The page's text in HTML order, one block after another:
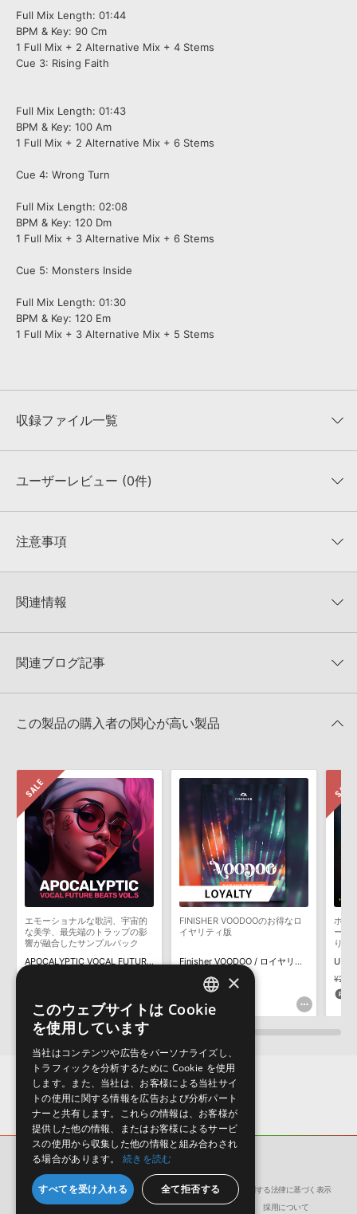
Full Mix Length: 01:44
BPM & Key: 90 Cm
1 Full Mix + 2 Alternative Mix + 4 Stems
Cue 3: Rising Faith
Full Mix Length: 01:43
BPM & Key: 100 Am
1 Full Mix + 2 Alternative Mix + 6 Stems
Cue 4: Wrong Turn
Full Mix Length: 02:08
BPM & Key: 120 Dm
1 Full Mix + 3 Alternative Mix + 6 Stems
Cue 5: Monsters Inside
Full Mix Length: 01:30
BPM & Key: 120 Em
1 Full Mix + 3 Alternative Mix + 5 Stems
収録ファイル一覧
収録ファイル一覧
ユーザーレビュー (0件)
★★★★★
★5
★4
★1
0%
注意事項
KONTAKTフォーマットは、
でお使いいただけます。無償版のKONTAKT PLAYERではお使いい
4GBを超えるデータに関するご注意：
FAT32でフォーマットされた
きます際には、NTFSやHFS＋でフォーマットされたHDDをご用意
いただく必要がございます。
知らせするメールの2通が送信されます。メールに記載されており
ます説明に沿って、製品のダウンロード／導入を行って下さい。
サンプルパック製品には、原則として日本語版操作マニュアルをご
用意しておりません。ご購入後のご不明点や詳細に関するお問い合
わせなどはテクニカルサポート
までご連絡ください。
デモソングは、製品収録サウンドを使ってできることを紹介するた
めのデモンストレーション用の楽曲です。原則として、デモソング
そのものをお使いいただくことはできません。また、デモソングを
構成する全てのサウンドが、サンプルパックに含まれていることを
保証するものではありません。
しかねます。
関連情報
マーセール！
関連ブログ記事
【音効ピックアップ】動画用サウンドを手軽に生み出せる！ 豊富
な音響効果を揃える「CINETOOLS」製品を紹介！
2022年06月30日 18:00
この製品の購入者の関心が高い製品
エモーショナルな歌詞、宇宙的
な美学、最先端のトラップの影
響が融合したサンプルパック
APOCALYPTIC VOCAL FUTURE BEATS VOL. 5
FINISHER VOODOOのお得なロ
イヤリティ版
Finisher VOODOO / ロイヤリティ
¥6,930
69pt
ホラ
ー、
り入
サンプルパック
会社概要 環境保護（CSR）への取り組み
特定商取引に関する法律に基づく表示
サイト動作環境
利用規約 個人情報の保護について 採用について
ENGLISH
×
このウェブサイトは Cookie
を使用しています
当社はコンテンツや広告をパーソナライズし、
トラフィックを分析するために Cookie を使用
します。また、当社は、お客様による当社サイ
トの使用に関する情報を広告および分析パート
ナーと共有します。これらの情報は、お客様が
提供した他の情報、またはお客様によるサービ
スの使用から収集した他の情報と組み合わされ
る場合があります。
続きを読む
すべてを受け入れる 全て拒否する